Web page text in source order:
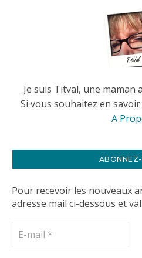
Je suis Titval, une maman
Si vous souhaitez en
A
Pour recevoir les nouveaux
adresse mail ci-dessous et